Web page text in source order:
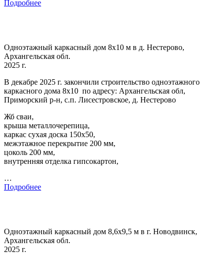
Подробнее
Одноэтажный каркасный дом 8х10 м в д. Нестерово,
Архангельская обл.
2025 г.
В декабре 2025 г. закончили строительство одноэтажного
каркасного дома 8х10 по адресу: Архангельская обл,
Приморский р-н, с.п. Лисестровское, д. Нестерово
Жб сваи,
крыша металлочерепица,
каркас сухая доска 150х50,
межэтажное перекрытие 200 мм,
цоколь 200 мм,
внутренняя отделка гипсокартон,
…
Подробнее
Одноэтажный каркасный дом 8,6х9,5 м в г. Новодвинск,
Архангельская обл.
2025 г.